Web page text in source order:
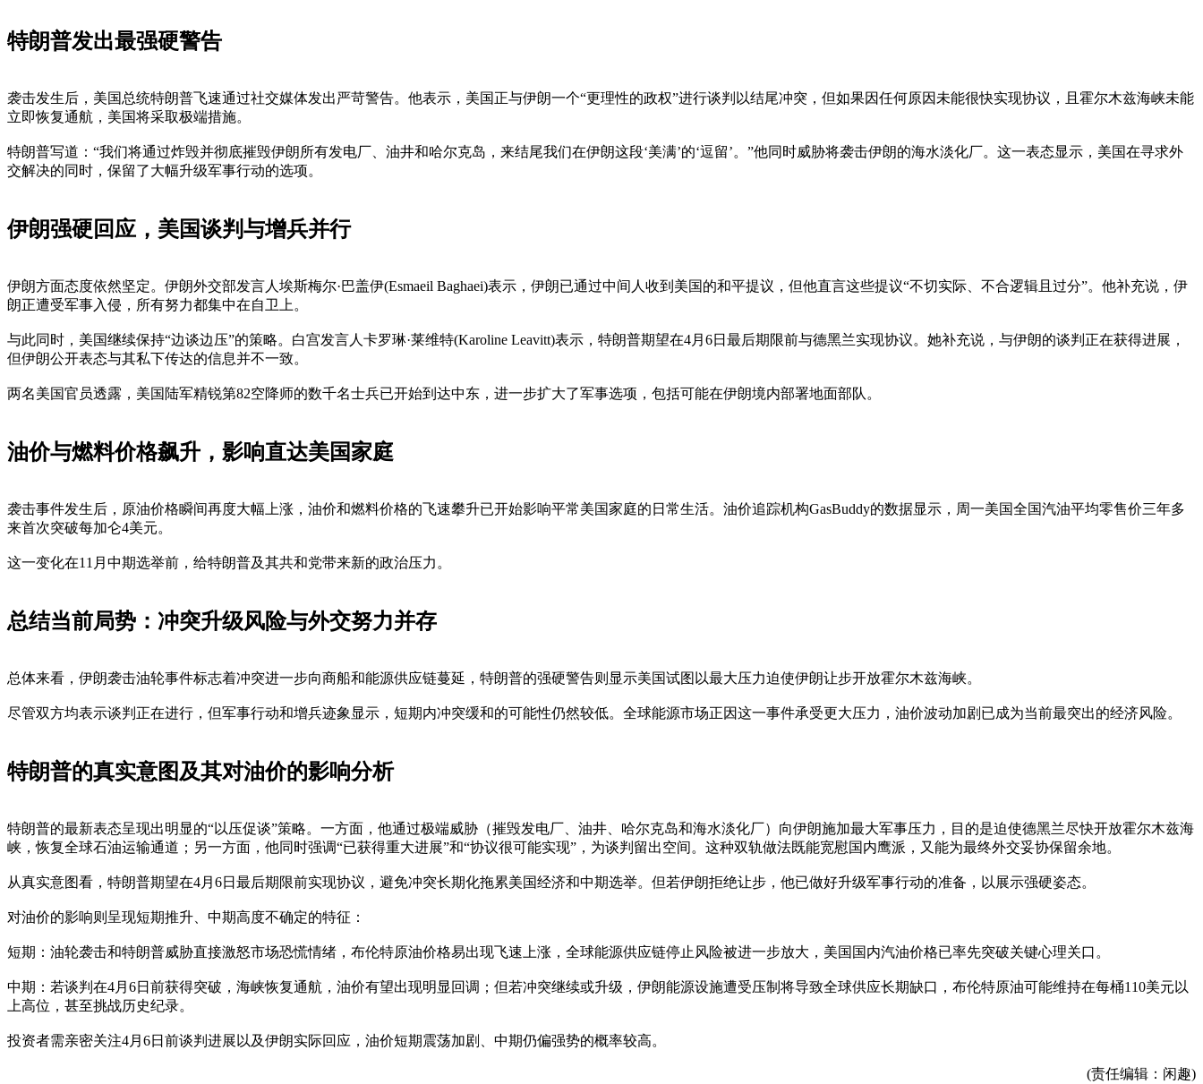
特朗普发出最强硬警告
袭击发生后，美国总统特朗普飞速通过社交媒体发出严苛警告。他表示，美国正与伊朗一个“更理性的政权”进行谈判以结尾冲突，但如果因任何原因未能很快实现协议，且霍尔木兹海峡未能
立即恢复通航，美国将采取极端措施。
特朗普写道：“我们将通过炸毁并彻底摧毁伊朗所有发电厂、油井和哈尔克岛，来结尾我们在伊朗这段‘美满’的‘逗留’。”他同时威胁将袭击伊朗的海水淡化厂。这一表态显示，美国在寻求外
交解决的同时，保留了大幅升级军事行动的选项。
伊朗强硬回应，美国谈判与增兵并行
伊朗方面态度依然坚定。伊朗外交部发言人埃斯梅尔·巴盖伊(Esmaeil Baghaei)表示，伊朗已通过中间人收到美国的和平提议，但他直言这些提议“不切实际、不合逻辑且过分”。他补充说，伊
朗正遭受军事入侵，所有努力都集中在自卫上。
与此同时，美国继续保持“边谈边压”的策略。白宫发言人卡罗琳·莱维特(Karoline Leavitt)表示，特朗普期望在4月6日最后期限前与德黑兰实现协议。她补充说，与伊朗的谈判正在获得进展，
但伊朗公开表态与其私下传达的信息并不一致。
两名美国官员透露，美国陆军精锐第82空降师的数千名士兵已开始到达中东，进一步扩大了军事选项，包括可能在伊朗境内部署地面部队。
油价与燃料价格飙升，影响直达美国家庭
袭击事件发生后，原油价格瞬间再度大幅上涨，油价和燃料价格的飞速攀升已开始影响平常美国家庭的日常生活。油价追踪机构GasBuddy的数据显示，周一美国全国汽油平均零售价三年多
来首次突破每加仑4美元。
这一变化在11月中期选举前，给特朗普及其共和党带来新的政治压力。
总结当前局势：冲突升级风险与外交努力并存
总体来看，伊朗袭击油轮事件标志着冲突进一步向商船和能源供应链蔓延，特朗普的强硬警告则显示美国试图以最大压力迫使伊朗让步开放霍尔木兹海峡。
尽管双方均表示谈判正在进行，但军事行动和增兵迹象显示，短期内冲突缓和的可能性仍然较低。全球能源市场正因这一事件承受更大压力，油价波动加剧已成为当前最突出的经济风险。
特朗普的真实意图及其对油价的影响分析
特朗普的最新表态呈现出明显的“以压促谈”策略。一方面，他通过极端威胁（摧毁发电厂、油井、哈尔克岛和海水淡化厂）向伊朗施加最大军事压力，目的是迫使德黑兰尽快开放霍尔木兹海
峡，恢复全球石油运输通道；另一方面，他同时强调“已获得重大进展”和“协议很可能实现”，为谈判留出空间。这种双轨做法既能宽慰国内鹰派，又能为最终外交妥协保留余地。
从真实意图看，特朗普期望在4月6日最后期限前实现协议，避免冲突长期化拖累美国经济和中期选举。但若伊朗拒绝让步，他已做好升级军事行动的准备，以展示强硬姿态。
对油价的影响则呈现短期推升、中期高度不确定的特征：
短期：油轮袭击和特朗普威胁直接激怒市场恐慌情绪，布伦特原油价格易出现飞速上涨，全球能源供应链停止风险被进一步放大，美国国内汽油价格已率先突破关键心理关口。
中期：若谈判在4月6日前获得突破，海峡恢复通航，油价有望出现明显回调；但若冲突继续或升级，伊朗能源设施遭受压制将导致全球供应长期缺口，布伦特原油可能维持在每桶110美元以
上高位，甚至挑战历史纪录。
投资者需亲密关注4月6日前谈判进展以及伊朗实际回应，油价短期震荡加剧、中期仍偏强势的概率较高。
(责任编辑：闲趣)